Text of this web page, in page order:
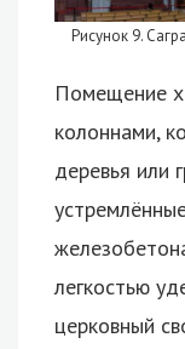
Рисунок 9.
Помещение
колоннами,
деревья или
легкостью
церковный